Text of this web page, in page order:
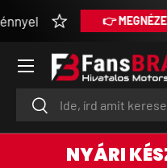
UGRÁS A TARTALOMRA
👉 MEGNÉZEM
Keresés
Keresés
Menü
NYÁRI